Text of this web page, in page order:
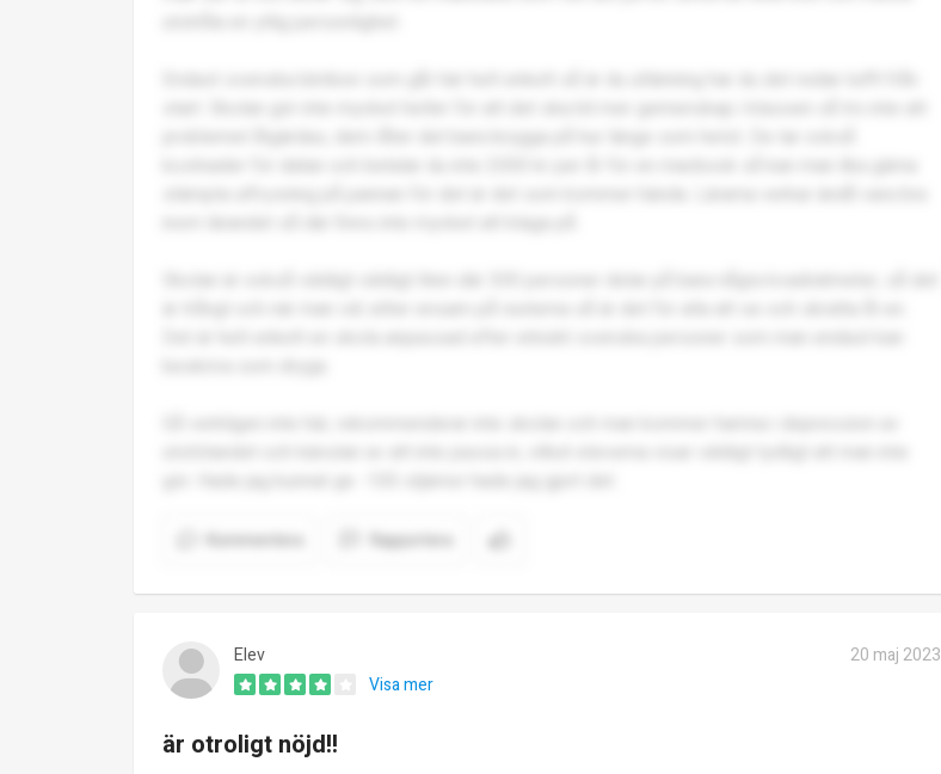
Rapportera
Elev
20 maj 2023
Visa mer
är otroligt nöjd!!